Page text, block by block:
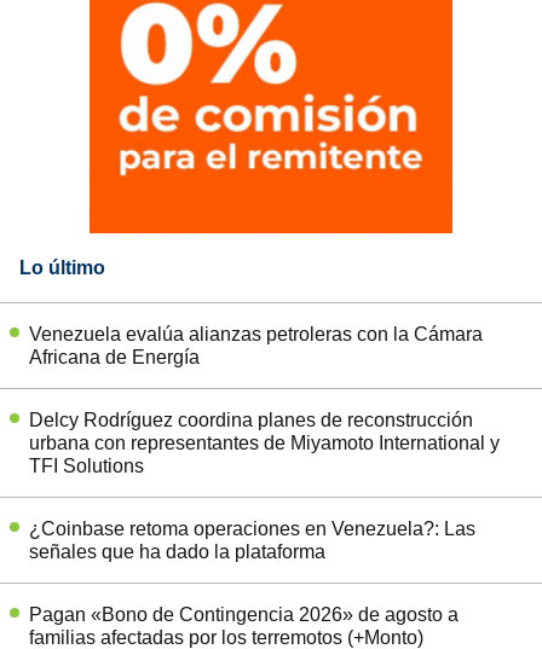
Lo último
Venezuela evalúa alianzas petroleras con la Cámara
Africana de Energía
Delcy Rodríguez coordina planes de reconstrucción
urbana con representantes de Miyamoto International y
TFI Solutions
¿Coinbase retoma operaciones en Venezuela?: Las
señales que ha dado la plataforma
Pagan «Bono de Contingencia 2026» de agosto a
familias afectadas por los terremotos (+Monto)